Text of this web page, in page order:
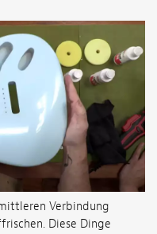
Verbindung
Diese Dinge